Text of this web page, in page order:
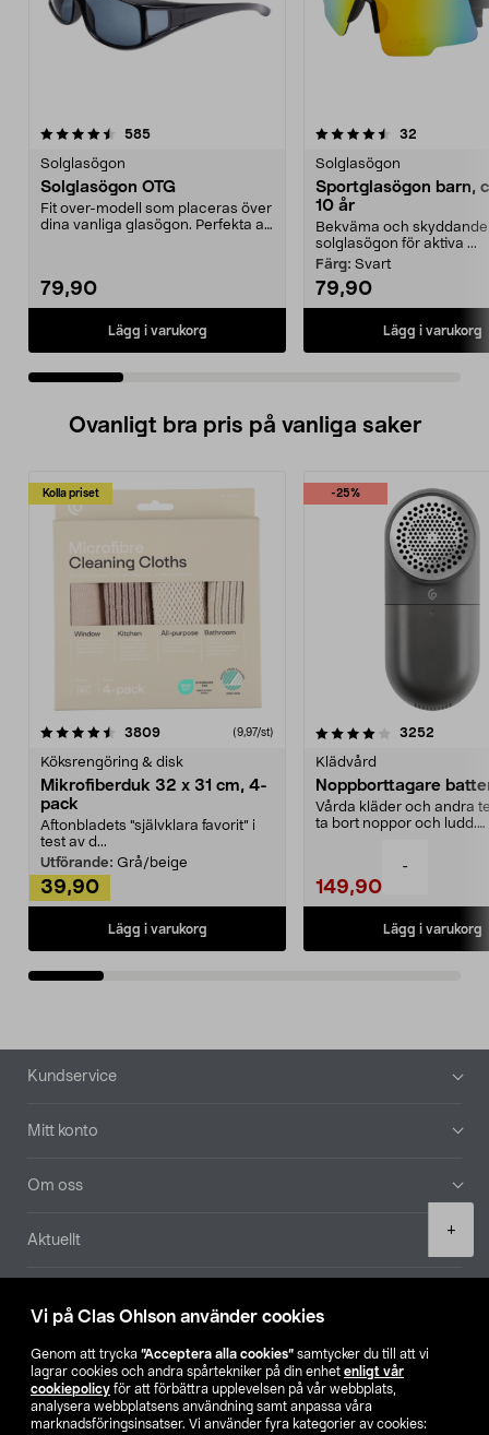
Vi på Clas Ohlson använder cookies
Genom att trycka ”Acceptera alla cookies” samtycker du till att vi
lagrar cookies och andra spårtekniker på din enhet enligt vår
cookiepolicy för att förbättra upplevelsen på vår webbplats,
analysera webbplatsens användning samt anpassa våra
marknadsföringsinsatser. Vi använder fyra kategorier av cookies:
-
+
585recensioner
Solglasögon
Solglasögon OTG
Fit over-modell som placeras över
dina vanliga glasögon. Perfekta att
79,90
Lägg i varukorg
4.5 av 5 stjärnor 32
Solglasögon
Sportglasögon barn,
10 år
Bekväma och skyddande
solglasögon för aktiva ...
Färg: Svart
79,90
Lägg i varukorg
4.0 av 5 stjärnor
Ovanligt bra pris på vanliga saker
Kolla priset
3809recensioner (9,97/st)
Köksrengöring & disk
Mikrofiberduk 32 x 31 cm, 4-
pack
Aftonbladets "självklara favorit” i
test av d...
Utförande: Grå/beige
39,90
Lägg i varukorg
-25%
4.0av 5 stjärnor 3252
Klädvård
Noppborttagare
Vårda kläder och andra
ta bort noppor och ludd.
149,90
Lägg i varukorg
4.5av 5 stjärnor
Sidfot
Kundservice
Mitt konto
Om oss
Aktuellt
Hitta butik
SE NO FI